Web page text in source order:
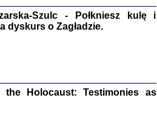
Warszawa 2021
Szulc - Połkniesz kulę i
dyskurs o Zagładzie.
the Holocaust: Testimonies as